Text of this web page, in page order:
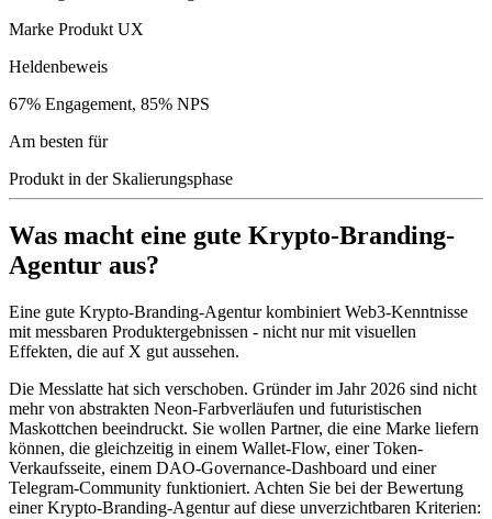
Marke Produkt UX
Heldenbeweis
67% Engagement, 85% NPS
Am besten für
Produkt in der Skalierungsphase
Was macht eine gute Krypto-Branding-
Agentur aus?
Eine gute Krypto-Branding-Agentur kombiniert Web3-Kenntnisse
mit messbaren Produktergebnissen - nicht nur mit visuellen
Effekten, die auf X gut aussehen.
Die Messlatte hat sich verschoben. Gründer im Jahr 2026 sind nicht
mehr von abstrakten Neon-Farbverläufen und futuristischen
Maskottchen beeindruckt. Sie wollen Partner, die eine Marke liefern
können, die gleichzeitig in einem Wallet-Flow, einer Token-
Verkaufsseite, einem DAO-Governance-Dashboard und einer
Telegram-Community funktioniert. Achten Sie bei der Bewertung
einer Krypto-Branding-Agentur auf diese unverzichtbaren Kriterien: